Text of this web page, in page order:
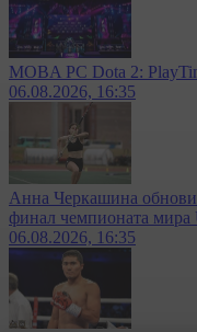
MOBA PC Dota 2:
06.08.2026, 16:35
Анна Черкашина
финал чемпионата мира
06.08.2026, 16:35